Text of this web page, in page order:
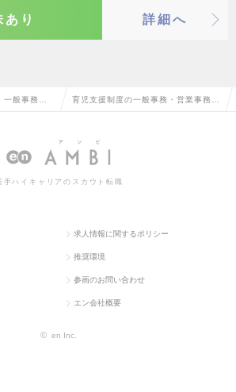
あり 詳細へ
一般事務・ 育児支援制度の一般事務・営業事務の
手ハイキャリアのスカウト転職
求人情報に関するポリシー
推奨環境
参画のお問い合わせ
エン会社概要
© en Inc.